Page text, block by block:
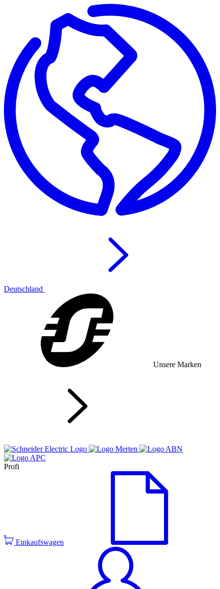
Deutschland
Unsere Marken
Profi
Einkaufswagen